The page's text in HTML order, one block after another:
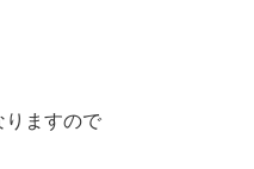
りますので